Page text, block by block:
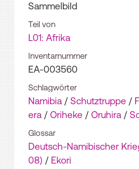
Sammelbild
Teil von
L01: Afrika
Inventarnummer
EA-003560
Schlagwörter
Namibia / Schutztruppe /
era / Oriheke / Oruhira /
Glossar
Deutsch-Namibischer
08) / Ekori